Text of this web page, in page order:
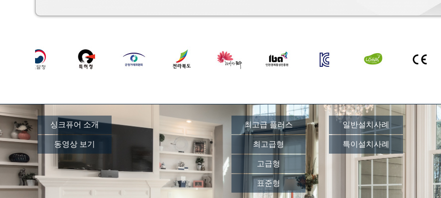
싱크퓨어 소개
동영상 보기
최고급 플러스
최고급형
고급형
표준형
일반설치사례
특이설치사례